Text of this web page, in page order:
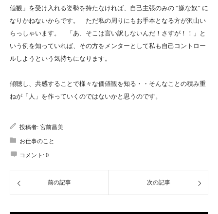
値観」を受け入れる姿勢を持たなければ、自己主張のみの “嫌な奴” に
なりかねないからです。 ただ私の周りにもお手本となる方が沢山い
らっしゃいます。 「あ、そこは言い訳しないんだ！さすが！！」と
いう例を知っていれば、その方をメンターとして私も自己コントロー
ルしようという気持ちになります。
傾聴し、共感することで様々な価値観を知る・・そんなことの積み重
ねが「人」を作っていくのではないかと思うのです。
投稿者: 宮前昌美
お仕事のこと
コメント: 0
前の記事 次の記事